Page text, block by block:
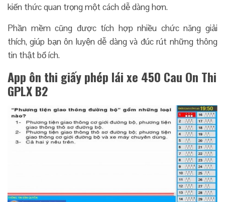
kiến thức quan trọng một cách dễ dàng hơn.
Phần mềm cũng được tích hợp nhiều chức năng giải
thích, giúp bạn ôn luyện dễ dàng và đúc rút những thông
tin thật bổ ích.
App ôn thi giấy phép lái xe 450 Cau On Thi
GPLX B2